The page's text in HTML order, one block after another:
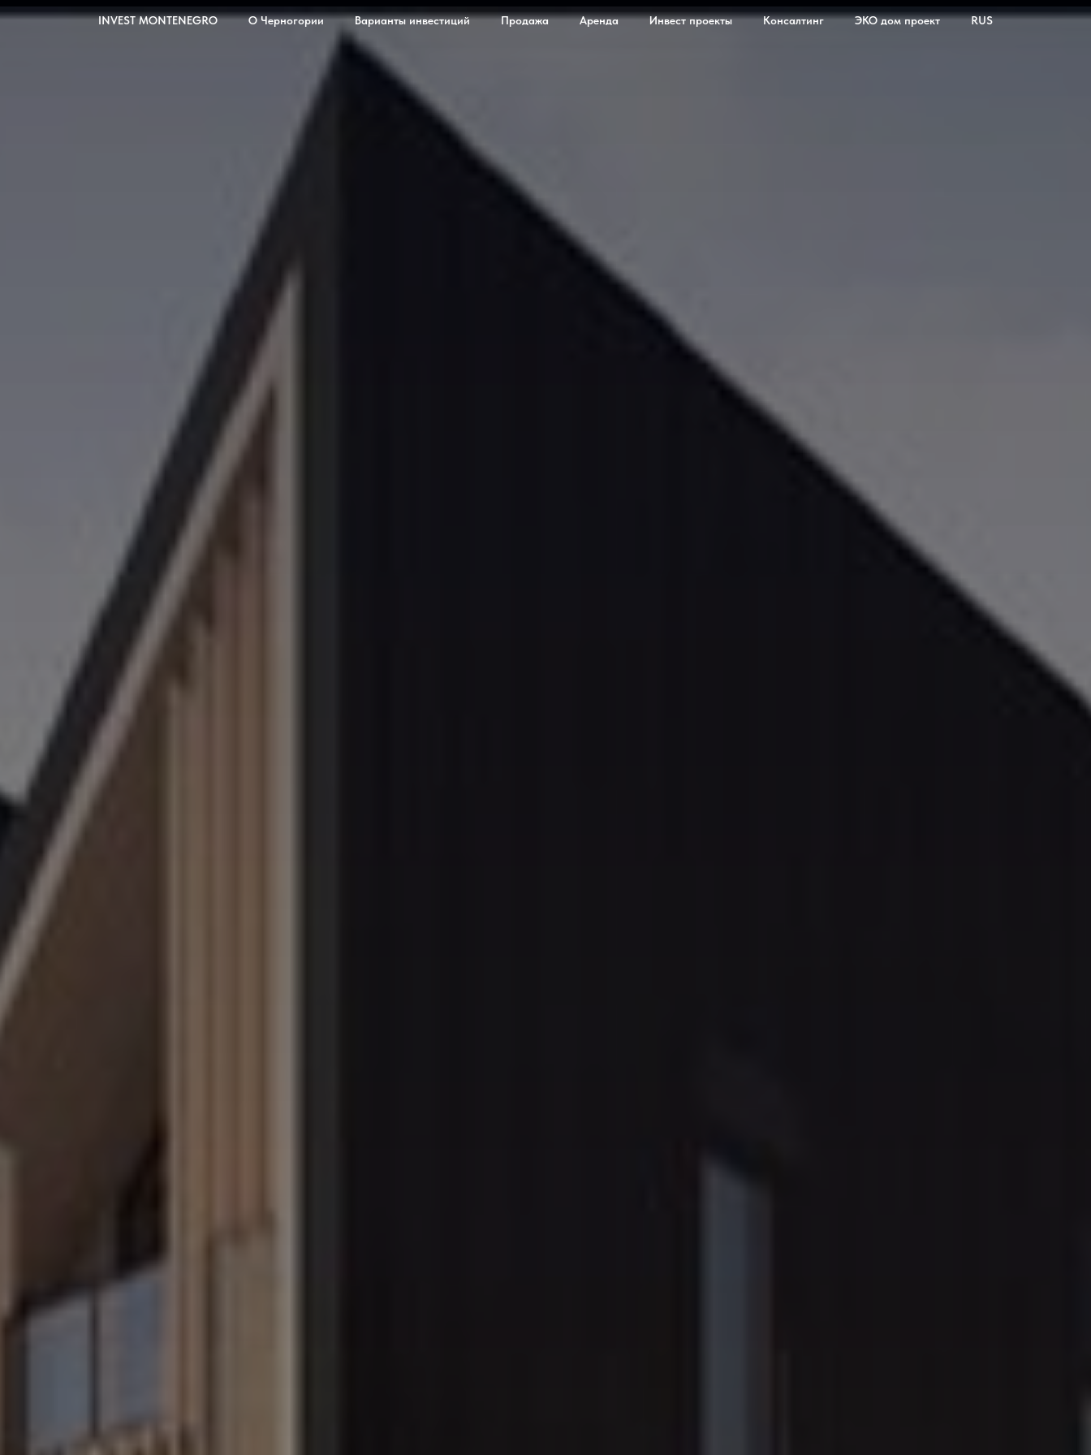
INVEST MONTENEGRO О Черногории Варианты инвестиций Продажа Аренда Инвест проекты Консалтинг ЭКО дом проект RUS